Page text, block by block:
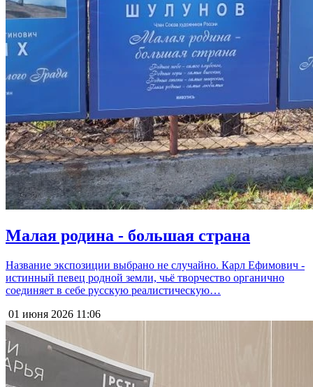
Малая родина - большая страна
Название экспозиции выбрано не случайно. Карл Ефимович -
истинный певец родной земли, чьё творчество органично
соединяет в себе русскую реалистическую…
01 июня 2026 11:06